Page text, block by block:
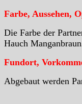
Farbe, Aussehen,
Die Farbe der
Hauch
Fundort,
Abgebaut werden